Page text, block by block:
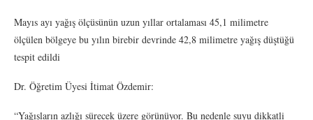
Mayıs ayı yağış ölçüsünün uzun yıllar ortalaması 45,1 milimetre
ölçülen bölgeye bu yılın birebir devrinde 42,8 milimetre yağış düştüğü
tespit edildi
Dr. Öğretim Üyesi İtimat Özdemir:
“Yağışların azlığı sürecek üzere görünüyor. Bu nedenle suyu dikkatli